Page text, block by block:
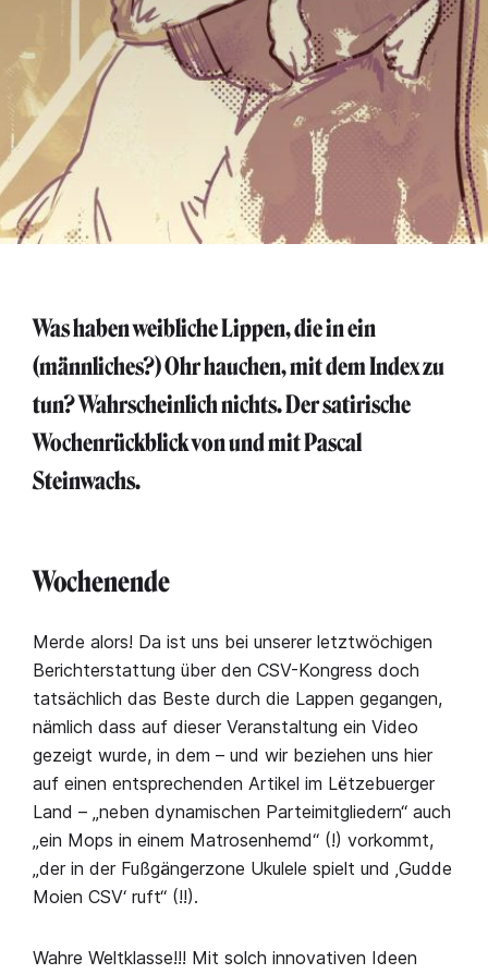
Was haben weibliche Lippen, die in ein
(männliches?) Ohr hauchen, mit dem Index zu
tun? Wahrscheinlich nichts. Der satirische
Wochenrückblick von und mit Pascal
Steinwachs.
Wochenende
Merde alors! Da ist uns bei unserer letztwöchigen
Berichterstattung über den CSV-Kongress doch
tatsächlich das Beste durch die Lappen gegangen,
nämlich dass auf dieser Veranstaltung ein Video
gezeigt wurde, in dem – und wir beziehen uns hier
auf einen entsprechenden Artikel im Lëtzebuerger
Land – „neben dynamischen Parteimitgliedern“ auch
„ein Mops in einem Matrosenhemd“ (!) vorkommt,
„der in der Fußgängerzone Ukulele spielt und ‚Gudde
Moien CSV‘ ruft“ (!!).
Wahre Weltklasse!!! Mit solch innovativen Ideen